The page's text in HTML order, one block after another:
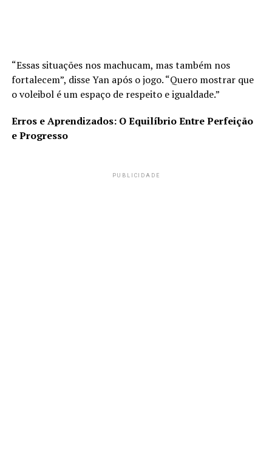
“Essas situações nos machucam, mas também nos
fortalecem”, disse Yan após o jogo. “Quero mostrar que
o voleibol é um espaço de respeito e igualdade.”
Erros e Aprendizados: O Equilíbrio Entre Perfeição
e Progresso
PUBLICIDADE